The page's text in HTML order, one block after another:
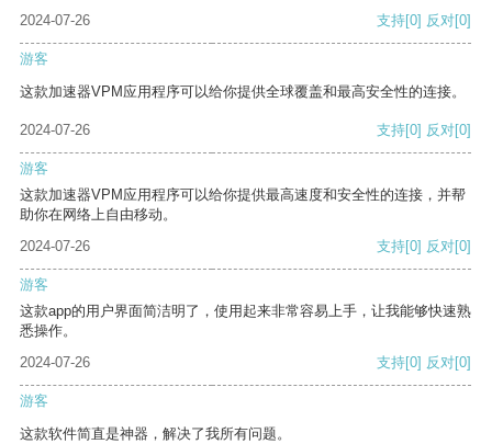
2024-07-26
支持[0] 反对[0]
游客
这款加速器VPM应用程序可以给你提供全球覆盖和最高安全性的连接。
2024-07-26 支持[0] 反对[0]
游客
这款加速器VPM应用程序可以给你提供最高速度和安全性的连接，并帮
助你在网络上自由移动。
2024-07-26
支持[0] 反对[0]
游客
这款app的用户界面简洁明了，使用起来非常容易上手，让我能够快速熟
悉操作。
2024-07-26
支持[0] 反对[0]
游客
这款软件简直是神器，解决了我所有问题。